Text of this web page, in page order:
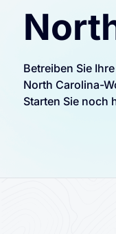
Betreiben Sie
North Carolina-
Starten Sie noch